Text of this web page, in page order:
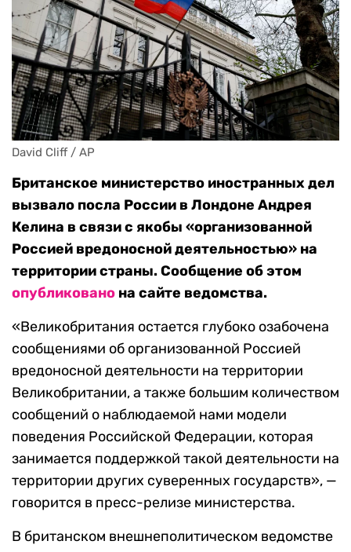
David Cliff / AP
Британское министерство иностранных дел
вызвало посла России в Лондоне Андрея
Келина в связи с якобы «организованной
Россией вредоносной деятельностью» на
территории страны. Сообщение об этом
опубликовано на сайте ведомства.
«Великобритания остается глубоко озабочена
сообщениями об организованной Россией
вредоносной деятельности на территории
Великобритании, а также большим количеством
сообщений о наблюдаемой нами модели
поведения Российской Федерации, которая
занимается поддержкой такой деятельности на
территории других суверенных государств», —
говорится в пресс-релизе министерства.
В британском внешнеполитическом ведомстве